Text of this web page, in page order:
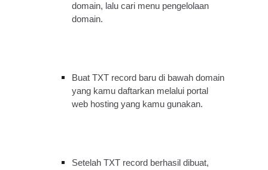
domain, lalu cari menu pengelolaan
domain.
Buat TXT record baru di bawah domain
yang kamu daftarkan melalui portal
web hosting yang kamu gunakan.
Setelah TXT record berhasil dibuat,